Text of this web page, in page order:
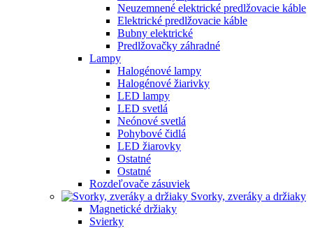
Neuzemnené elektrické predlžovacie káble
Elektrické predlžovacie káble
Bubny elektrické
Predlžovačky záhradné
Lampy
Halogénové lampy
Halogénové žiarivky
LED lampy
LED svetlá
Neónové svetlá
Pohybové čidlá
LED žiarovky
Ostatné
Ostatné
Rozdeľovače zásuviek
Svorky, zveráky a držiaky
Magnetické držiaky
Svierky